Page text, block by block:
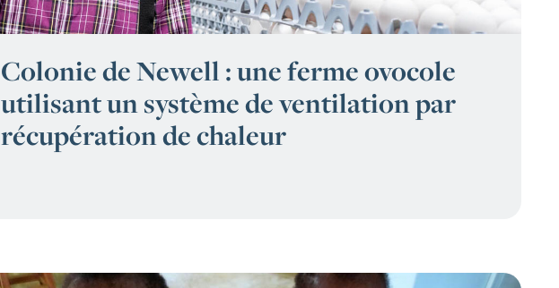
Colonie de Newell : une ferme ovocole
utilisant un système de ventilation par
récupération de chaleur